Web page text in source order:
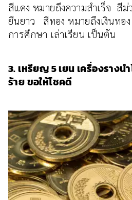
สีแดง หมายถึงความสำเร็จ สี
ยืนยาว สีทอง หมายถึงเงินทอ
การศึกษา เล่าเรียน เป็นต้น
3. เหรียญ 5 เยน เครื่องราง
ร้าย ขอให้โชคดี